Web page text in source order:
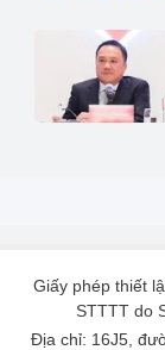
Giấy phép thiết
STTTT do
Địa chỉ: 16J5,